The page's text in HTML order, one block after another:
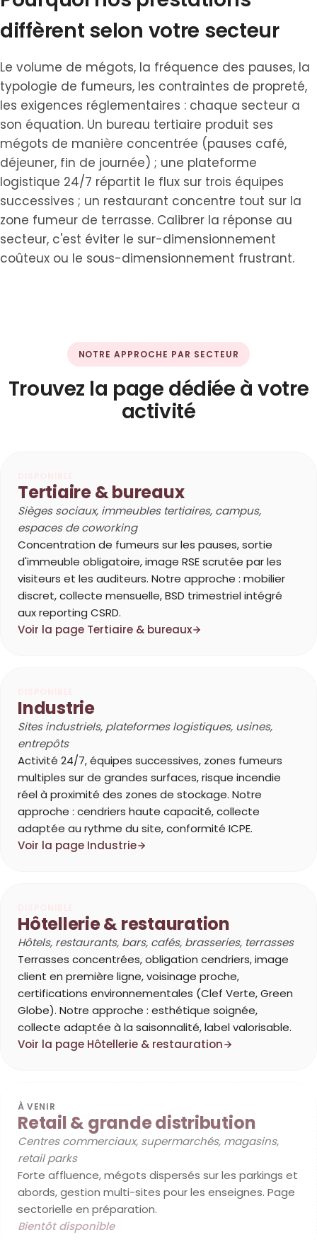
diffèrent selon votre secteur
Le volume de mégots, la fréquence des pauses, la
typologie de fumeurs, les contraintes de propreté,
les exigences réglementaires : chaque secteur a
son équation. Un bureau tertiaire produit ses
mégots de manière concentrée (pauses café,
déjeuner, fin de journée) ; une plateforme
logistique 24/7 répartit le flux sur trois équipes
successives ; un restaurant concentre tout sur la
zone fumeur de terrasse. Calibrer la réponse au
secteur, c'est éviter le sur-dimensionnement
coûteux ou le sous-dimensionnement frustrant.
NOTRE APPROCHE PAR SECTEUR
Trouvez la page dédiée à votre
activité
Tertiaire & bureaux
Sièges sociaux, immeubles tertiaires, campus,
espaces de coworking
Concentration de fumeurs sur les pauses, sortie
d'immeuble obligatoire, image RSE scrutée par les
visiteurs et les auditeurs. Notre approche : mobilier
discret, collecte mensuelle, BSD trimestriel intégré
aux reporting CSRD.
Voir la page Tertiaire & bureaux
Industrie
Sites industriels, plateformes logistiques, usines,
entrepôts
Activité 24/7, équipes successives, zones fumeurs
multiples sur de grandes surfaces, risque incendie
réel à proximité des zones de stockage. Notre
approche : cendriers haute capacité, collecte
adaptée au rythme du site, conformité ICPE.
Voir la page Industrie
Hôtellerie & restauration
Hôtels, restaurants, bars, cafés, brasseries, terrasses
Terrasses concentrées, obligation cendriers, image
client en première ligne, voisinage proche,
certifications environnementales (Clef Verte, Green
Globe). Notre approche : esthétique soignée,
collecte adaptée à la saisonnalité, label valorisable.
Voir la page Hôtellerie & restauration
À VENIR
Retail & grande distribution
Centres commerciaux, supermarchés, magasins,
retail parks
Forte affluence, mégots dispersés sur les parkings et
abords, gestion multi-sites pour les enseignes. Page
sectorielle en préparation.
Bientôt disponible